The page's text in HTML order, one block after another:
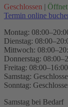
Geschlossen |
Termin online
Montag:
Dienstag:
Mittwoch:
Donnerstag:
Freitag:
Samstag:
Sonntag:
Samstag bei Bedarf